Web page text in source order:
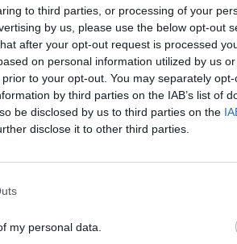
to third parties, or processing of your
by us, please use the below opt-out
after your opt-out request is processed
on personal information utilized by us
to your opt-out. You may separately
by third parties on the IAB’s list of
be disclosed by us to third parties on the
disclose it to other third parties.
my personal data.
«Μελίνα» του Δήμου
με την παρουσία τους η Α.Ε. ο
Αθηνών και Πάσης Ελλάδος
της Ι.Α.Α. και εντάσσεται
που διοργανώνει ο Δήμος
υποστηρίζει η Photolab με την
Η στρατηγική επικοινωνία και